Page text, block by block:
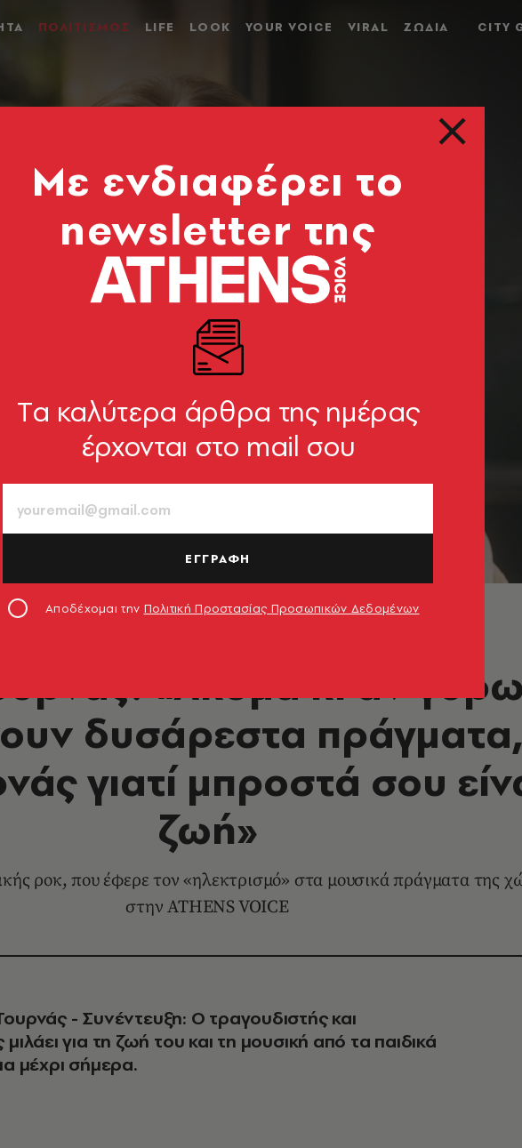
ΠΟΛΙΤΙΣΜΟΣ LIFE LOOK YOUR VOICE VIRAL ΖΩΔΙΑ CITY
«Ακόμα κι αν
δυσάρεστα
γιατί μπροστά σου
ζωή»
ροκ, που έφερε τον «ηλεκτρισμό» στα μουσικά πράγματα της
στην ATHENS VOICE
- Συνέντευξη: Ο τραγουδιστής και
για τη ζωή του και τη μουσική από τα παιδικά
μέχρι σήμερα.
Mε ενδιαφέρει το
newsletter της
Tα καλύτερα άρθρα της ημέρας
έρχονται στο mail σου
ΕΓΓΡΑΦΗ
Αποδέχομαι την Πολιτική Προστασίας Προσωπικών Δεδομένων